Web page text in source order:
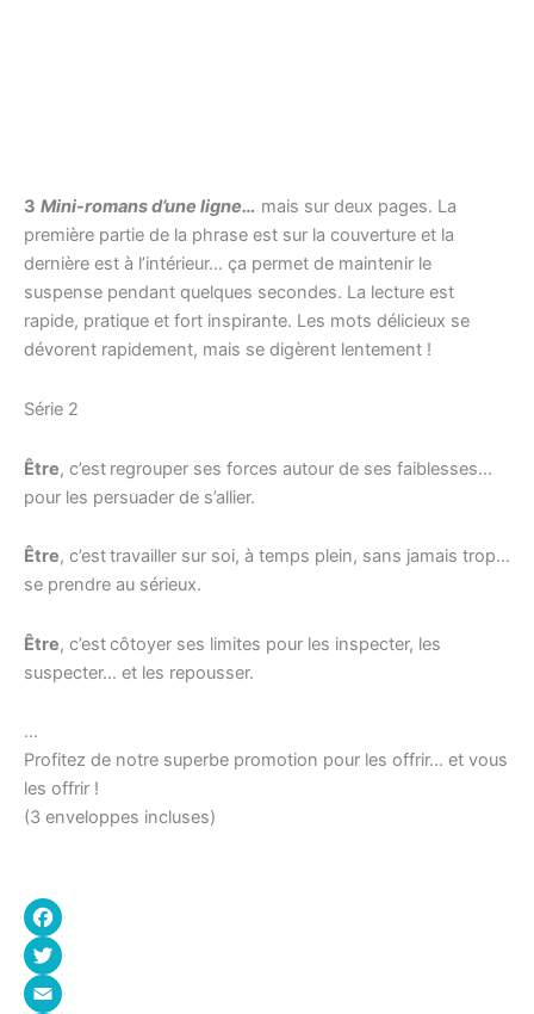
3 Mini-romans d’une ligne… mais sur deux pages. La
première partie de la phrase est sur la couverture et la
dernière est à l’intérieur… ça permet de maintenir le
suspense pendant quelques secondes. La lecture est
rapide, pratique et fort inspirante. Les mots délicieux se
dévorent rapidement, mais se digèrent lentement !
Série 2
Être, c’est regrouper ses forces autour de ses faiblesses…
pour les persuader de s’allier.
Être, c’esttravailler sur soi, à temps plein, sans jamais trop…
se prendre au sérieux.
Être, c’estcôtoyer ses limites pour les inspecter, les
suspecter… et les repousser.
…
Profitez de notre superbe promotion pour les offrir… et vous
les offrir !
(3 enveloppes incluses)
Facebook
Twitter